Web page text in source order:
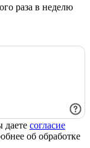
раза в неделю
даете согласие
об обработке